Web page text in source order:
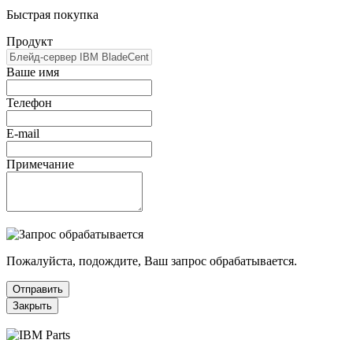
Быстрая покупка
Продукт
Ваше имя
Телефон
E-mail
Примечание
Пожалуйста, подождите, Ваш запрос обрабатывается.
Отправить
Закрыть